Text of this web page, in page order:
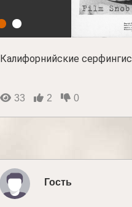
Калифорнийские
33 2 0
Гость